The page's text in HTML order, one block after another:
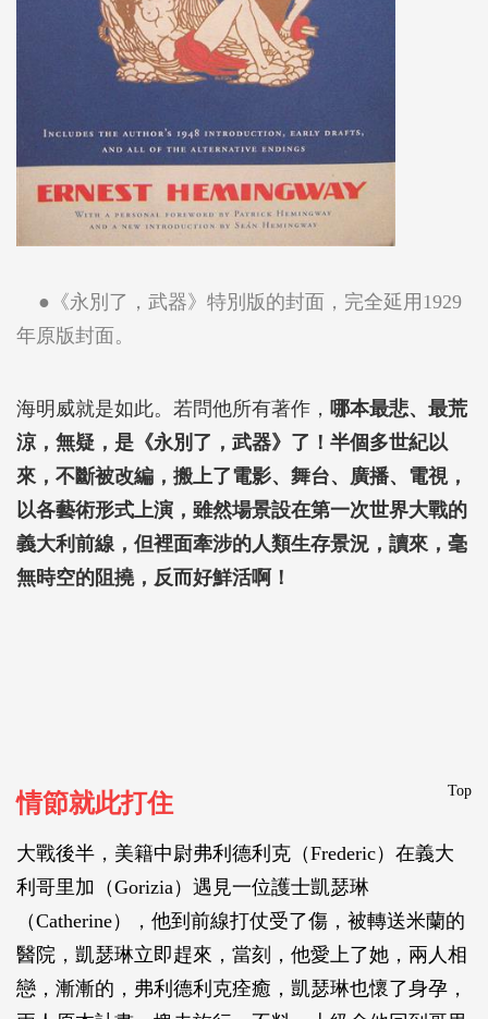
●《永別了，武器》特別版的封面，完全延用1929
年原版封面。
海明威就是如此。若問他所有著作， 哪本最悲、最荒
涼，無疑，是《永別了，武器》了！半個多世紀以
來，不斷被改編，搬上了電影、舞台、廣播、電視，
以各藝術形式上演，雖然場景設在第一次世界大戰的
義大利前線，但裡面牽涉的人類生存景況，讀來，毫
無時空的阻撓，反而好鮮活啊！
Top
情節就此打住
大戰後半，美籍中尉弗利德利克（Frederic）在義大
利哥里加（Gorizia）遇見一位護士凱瑟琳
（Catherine），他到前線打仗受了傷，被轉送米蘭的
醫院，凱瑟琳立即趕來，當刻，他愛上了她，兩人相
戀，漸漸的，弗利德利克痊癒，凱瑟琳也懷了身孕，